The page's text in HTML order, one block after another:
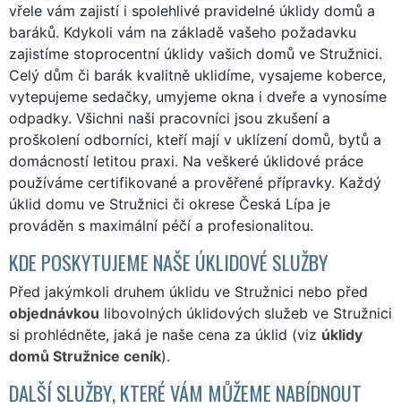
vřele vám zajistí i spolehlivé pravidelné úklidy domů a
baráků. Kdykoli vám na základě vašeho požadavku
zajistíme stoprocentní úklidy vašich domů ve Stružnici.
Celý dům či barák kvalitně uklidíme, vysajeme koberce,
vytepujeme sedačky, umyjeme okna i dveře a vynosíme
odpadky. Všichni naši pracovníci jsou zkušení a
proškolení odborníci, kteří mají v uklízení domů, bytů a
domácností letitou praxi. Na veškeré úklidové práce
používáme certifikované a prověřené přípravky. Každý
úklid domu ve Stružnici či okrese Česká Lípa je
prováděn s maximální péčí a profesionalitou.
KDE POSKYTUJEME NAŠE ÚKLIDOVÉ SLUŽBY
Před jakýmkoli druhem úklidu ve Stružnici nebo před
objednávkou libovolných úklidových služeb ve Stružnici
si prohlédněte, jaká je naše cena za úklid (viz úklidy
domů Stružnice ceník).
DALŠÍ SLUŽBY, KTERÉ VÁM MŮŽEME NABÍDNOUT